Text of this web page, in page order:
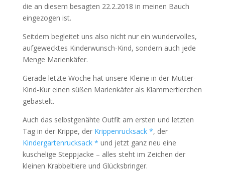
die an diesem besagten 22.2.2018 in meinen Bauch
eingezogen ist.
Seitdem begleitet uns also nicht nur ein wundervolles,
aufgewecktes Kinderwunsch-Kind, sondern auch jede
Menge Marienkäfer.
Gerade letzte Woche hat unsere Kleine in der Mutter-
Kind-Kur einen süßen Marienkäfer als Klammertierchen
gebastelt.
Auch das selbstgenähte Outfit am ersten und letzten
Tag in der Krippe, der Krippenrucksack *, der
Kindergartenrucksack * und jetzt ganz neu eine
kuschelige Steppjacke – alles steht im Zeichen der
kleinen Krabbeltiere und Glücksbringer.